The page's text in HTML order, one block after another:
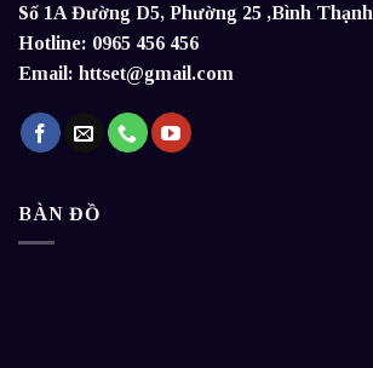
Số 1A Đường D5, Phường 25 ,Bình Thạnh
Hotline: 0965 456 456
Email: httset@gmail.com
BÀN ĐỒ